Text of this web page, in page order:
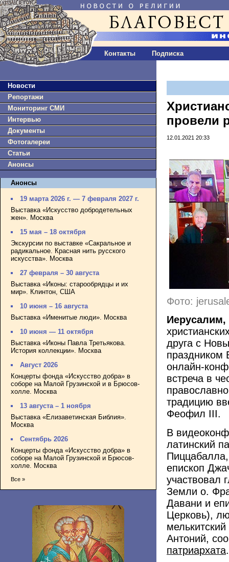
Контакты Подписка
Новости
Репортажи
Мониторинг СМИ
Интервью
Документы
Фотогалереи
Статьи
Анонсы
Анонсы
19 марта 2026 г. — 7 февраля 2027 г.
Выставка «Искусство добродетельных
жен». Москва
15 мая – 18 октября
Экскурсии по выставке «Сакральное и
радикальное. Красная нить русского
искусства». Москва
27 февраля – 30 августа
Выставка «Иконы: старообрядцы и их
мир». Клинтон, США
10 июня – 16 августа
Выставка «Именитые люди». Москва
10 июня — 11 октября
Выставка «Иконы Павла Третьякова.
История коллекции». Москва
Август 2026
Концерты фонда «Искусство добра» в
соборе на Малой Грузинской и в Брюсов-
холле. Москва
13 августа – 1 ноября
Выставка «Елизаветинская Библия».
Москва
Сентябрь 2026
Концерты фонда «Искусство добра» в
соборе на Малой Грузинской и Брюсов-
холле. Москва
Все »
провели
12.01.2021 20:33
Фото:
Иерусалим,
друга с
праздником
онлайн-
встреча в
традицию
Феофил III.
В
латинский
епископ
участвовал
Земли о.
Давани и
Церковь),
Антоний,
патриархата.